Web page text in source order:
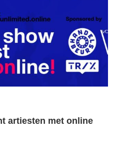
artiesten met online